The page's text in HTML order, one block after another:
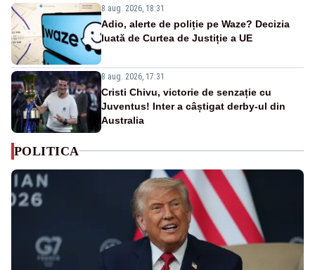
8 aug. 2026, 18:31
Adio, alerte de poliție pe Waze? Decizia
luată de Curtea de Justiție a UE
8 aug. 2026, 17:31
Cristi Chivu, victorie de senzație cu
Juventus! Inter a câștigat derby-ul din
Australia
POLITICA